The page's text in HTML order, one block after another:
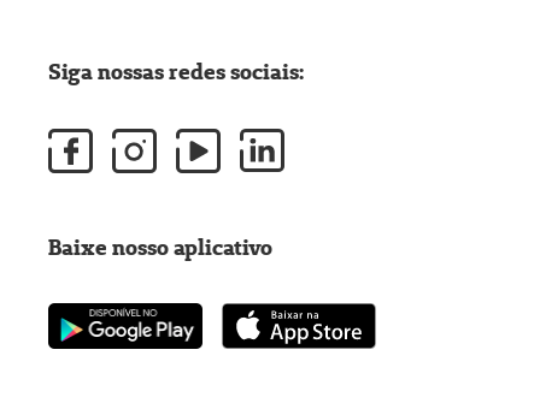
Siga nossas redes sociais:
Baixe nosso aplicativo